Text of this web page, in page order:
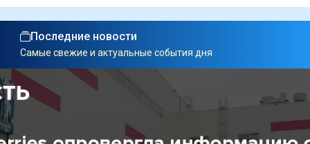
Последние новости
Самые свежие и актуальные события дня